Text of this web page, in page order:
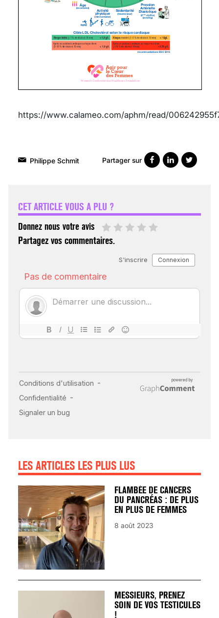
https://www.calameo.com/aphm/read/
Philippe Schmit Partager sur
CET ARTICLE VOUS A PLU ?
Donnez nous votre avis
Partagez vos commentaires.
LES ARTICLES LES PLUS LUS
ÉCHO : DES IMAGES
POUR TOUTES LES
18 juil 2022
INSUFFISANCE
CARDIAQUE : LES
FLAMBÉE DE CANCERS
DU PANCRÉAS : DE PLUS
EN PLUS DE FEMMES
8 août 2023
MESSIEURS, PRENEZ
SOIN DE VOS TESTICULES
!